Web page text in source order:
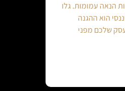
הנאה עמומות. גלו
הוא ההגנה
שלכם מפני